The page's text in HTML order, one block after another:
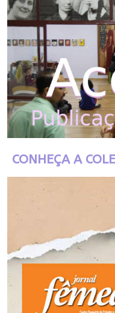
CONHEÇA A